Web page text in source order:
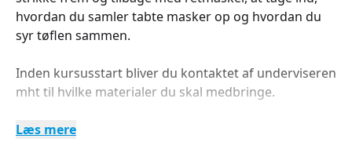
hvordan du samler tabte masker op og hvordan du
syr tøflen sammen.
Inden kursusstart bliver du kontaktet af underviseren
mht til hvilke materialer du skal medbringe.
Læs mere